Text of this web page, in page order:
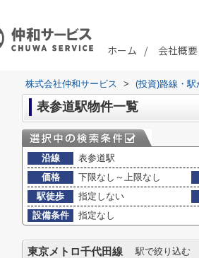
ホーム 会社概要
株式会社仲和サービス > (投資)路線・駅
表参道駅物件一覧
沿線
表参道駅
価格
下限なし～上限なし
駅徒歩
指定しない
設備条件
指定なし
東京メトロ千代田線 駅で絞り込む